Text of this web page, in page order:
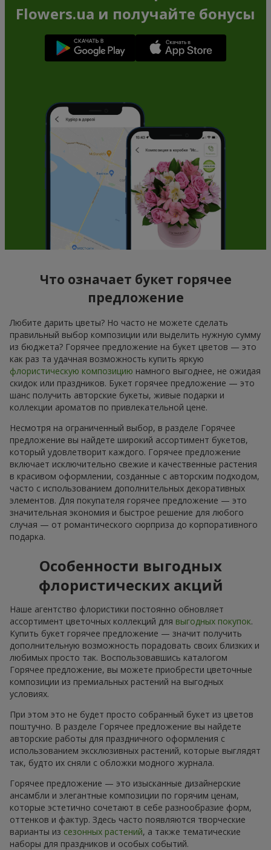
Flowers.ua и получайте бонусы
Что означает букет горячее
предложение
Любите дарить цветы? Но часто не можете сделать
правильный выбор композиции или выделить нужную сумму
из бюджета? Горячее предложение на букет цветов — это
как раз та удачная возможность купить яркую
флористическую композицию намного выгоднее, не ожидая
скидок или праздников. Букет горячее предложение — это
шанс получить авторские букеты, живые подарки и
коллекции ароматов по привлекательной цене.
Несмотря на ограниченный выбор, в разделе Горячее
предложение вы найдете широкий ассортимент букетов,
который удовлетворит каждого. Горячее предложение
включает исключительно свежие и качественные растения
в красивом оформлении, созданные с авторским подходом,
часто с использованием дополнительных декоративных
элементов. Для покупателя горячее предложение — это
значительная экономия и быстрое решение для любого
случая — от романтического сюрприза до корпоративного
подарка.
Особенности выгодных
флористических акций
Наше агентство флористики постоянно обновляет
ассортимент цветочных коллекций для выгодных покупок.
Купить букет горячее предложение — значит получить
дополнительную возможность порадовать своих близких и
любимых просто так. Воспользовавшись каталогом
Горячее предложение, вы можете приобрести цветочные
композиции из премиальных растений на выгодных
условиях.
При этом это не будет просто собранный букет из цветов
поштучно. В разделе Горячее предложение вы найдете
авторские работы для праздничного оформления с
использованием эксклюзивных растений, которые выглядят
так, будто их сняли с обложки модного журнала.
Горячее предложение — это изысканные дизайнерские
ансамбли и элегантные композиции по горячим ценам,
которые эстетично сочетают в себе разнообразие форм,
оттенков и фактур. Здесь часто появляются творческие
варианты из сезонных растений, а также тематические
наборы для праздников и особых событий.